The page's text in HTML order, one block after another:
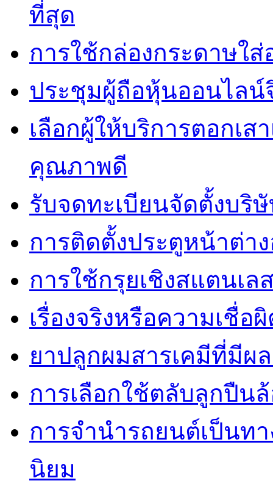
ที่สุด
การใช้กล่องกระดาษใ
ประชุมผู้ถือหุ้นออนไลน์
เลือกผู้ให้บริการตอกเ
คุณภาพดี
รับจดทะเบียนจัดตั้งบ
การติดตั้งประตูหน้าต่า
การใช้กรุยเชิงสแตนเ
เรื่องจริงหรือความเชื่อ
ยาปลูกผมสารเคมีที่มีผ
การเลือกใช้ตลับลูกปืน
การจำนำรถยนต์เป็นท
นิยม